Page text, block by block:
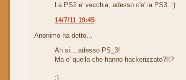
La PS2 e' vecchia, adesso c'e' la PS3. :)
14/7/11 19:45
Anonimo ha detto...
Ah si....adesso PS_3!
Ma e' quella che hanno hackerizzato?!!?
;)